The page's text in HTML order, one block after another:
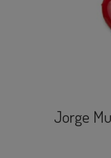
Jorge